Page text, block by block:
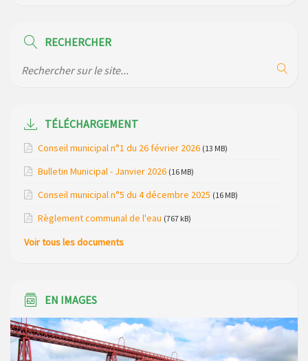
de la gendarmerie
Modification de gestion du camping de Saint Just, ses
bungalows bois, ses chalets et sa piscine
Loubaresse le vendredi 20 mars 2026
2026
RECHERCHER
TÉLÉCHARGEMENT
Conseil municipal n°1 du 26 février 2026 (13 MB)
Bulletin Municipal - Janvier 2026 (16 MB)
Conseil municipal n°5 du 4 décembre 2025 (16 MB)
Règlement communal de l'eau (767 kB)
Voir tous les documents
EN IMAGES